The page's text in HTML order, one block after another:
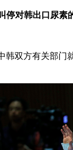
停对韩出口尿
双方有关部门